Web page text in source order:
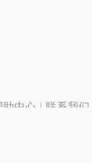
助中心 | 联系我们